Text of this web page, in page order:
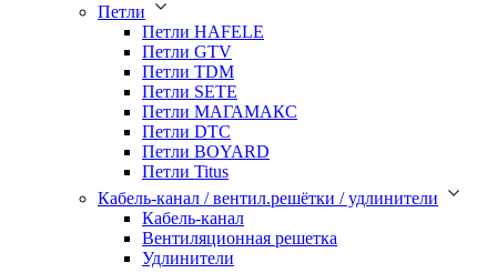
Петли
Петли HAFELE
Петли GTV
Петли TDM
Петли SETE
Петли МАГАМАКС
Петли DTC
Петли BOYARD
Петли Titus
Кабель-канал / вентил.решётки / удлинители
Кабель-канал
Вентиляционная решетка
Удлинители